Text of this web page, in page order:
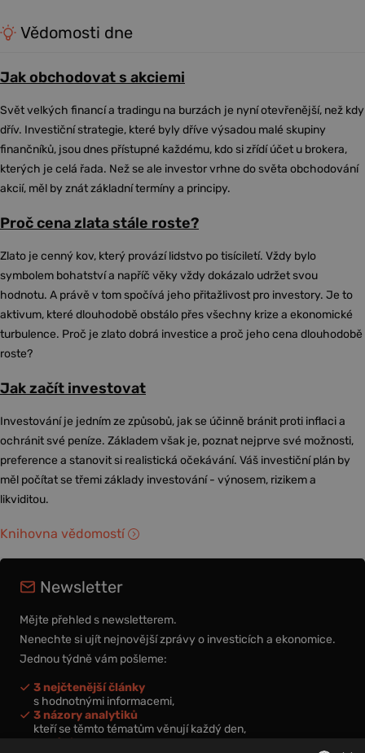
Vědomosti dne
Jak obchodovat s akciemi
Svět velkých financí a tradingu na burzách je nyní otevřenější, než kdy
dřív. Investiční strategie, které byly dříve výsadou malé skupiny
finančníků, jsou dnes přístupné každému, kdo si zřídí účet u brokera,
kterých je celá řada. Než se ale investor vrhne do světa obchodování
akcií, měl by znát základní termíny a principy.
Proč cena zlata stále roste?
Zlato je cenný kov, který provází lidstvo po tisíciletí. Vždy bylo
symbolem bohatství a napříč věky vždy dokázalo udržet svou
hodnotu. A právě v tom spočívá jeho přitažlivost pro investory. Je to
aktivum, které dlouhodobě obstálo přes všechny krize a ekonomické
turbulence. Proč je zlato dobrá investice a proč jeho cena dlouhodobě
roste?
Jak začít investovat
Investování je jedním ze způsobů, jak se účinně bránit proti inflaci a
ochránit své peníze. Základem však je, poznat nejprve své možnosti,
preference a stanovit si realistická očekávání. Váš investiční plán by
měl počítat se třemi základy investování - výnosem, rizikem a
likviditou.
Knihovna vědomostí
Newsletter
Mějte přehled s newsletterem.
Nenechte si ujít nejnovější zprávy o investicích a ekonomice.
Jednou týdně vám pošleme:
3 nejčtenější články
s hodnotnými informacemi,
3 názory analytiků
kteří se těmto tématům věnují každý den,
nová videa a podcasty